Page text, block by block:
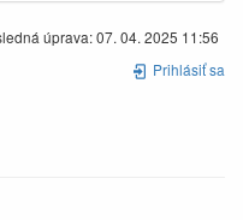
úprava:07. 04. 2025 11:56
Prihlásiť sa